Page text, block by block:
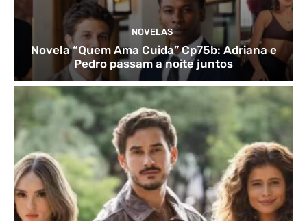
NOVELAS
Novela “Quem Ama Cuida” Cp75b: Adriana e
Pedro passam a noite juntos